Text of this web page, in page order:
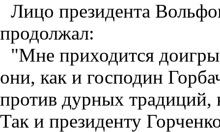
Лицо президента
продолжал:
"Мне приходится
они, как и господин
против дурных традиций,
Так и президенту